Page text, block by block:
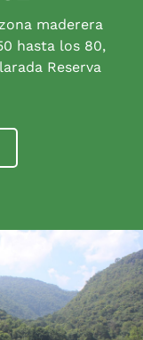
maderera
hasta los 80,
Reserva